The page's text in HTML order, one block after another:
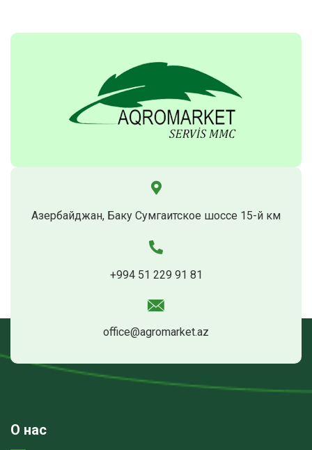
Азербайджан, Баку Сумгаитское шоссе 15-й км
+994 51 229 91 81
office@agromarket.az
О нас